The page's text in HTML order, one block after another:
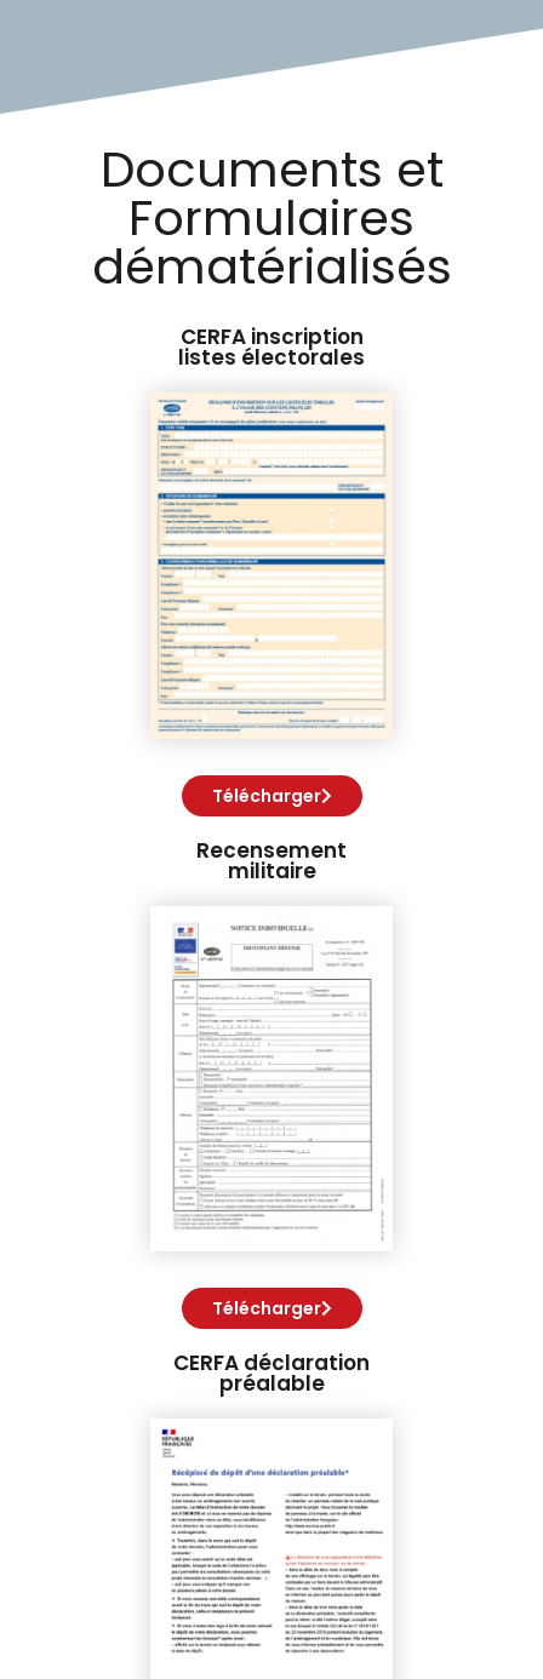
Documents et
Formulaires
dématérialisés
CERFA inscription
listes électorales
Télécharger
Recensement
militaire
Télécharger
CERFA déclaration
préalable